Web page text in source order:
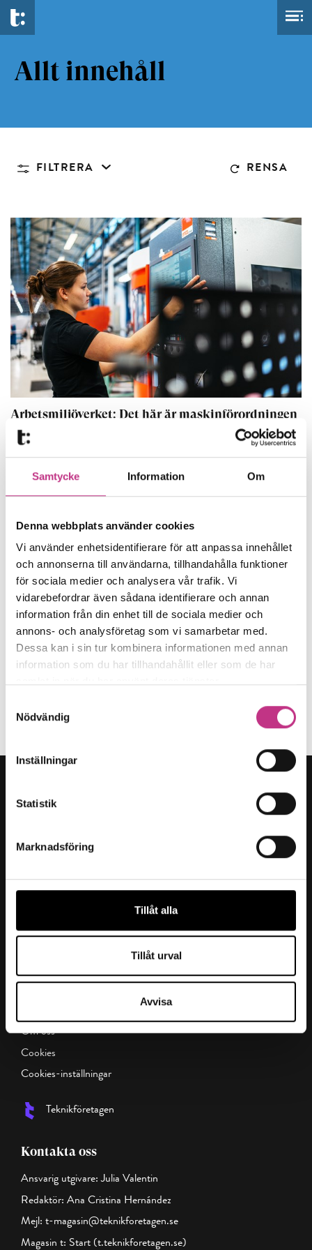
Samtycke Information Om
Denna webbplats använder cookies
Vi använder enhetsidentifierare för att anpassa innehållet
och annonserna till användarna, tillhandahålla funktioner
för sociala medier och analysera vår trafik. Vi
vidarebefordrar även sådana identifierare och annan
information från din enhet till de sociala medier och
annons- och analysföretag som vi samarbetar med.
Dessa kan i sin tur kombinera informationen med annan
information som du har tillhandahållit eller som de har
Nödvändig
Inställningar
Statistik
Marknadsföring
Tillåt alla
Tillåt urval
Avvisa
Allt innehåll
FILTRERA RENSA
Arbetsmiljöverket: Det här är maskinförordningen
4 MIN LÄSTID : 11 APR 2024
SAMHÄLLSUTVECKLING
Fyra nya regler att hålla koll på
Kategorier
Kompetensförsörjning
Hållbart arbetsliv
Magasin t:
Om oss
Cookies
Cookies-inställningar
Teknikföretagen
Kontakta oss
Ansvarig utgivare: Julia Valentin
Redaktör: Ana Cristina Hernández
Mejl: t-magasin@teknikforetagen.se
Magasin t: Start (t.teknikforetagen.se)